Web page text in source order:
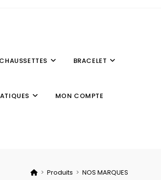
CHAUSSETTES BRACELET
MON COMPTE
> Produits > NOS MARQUES